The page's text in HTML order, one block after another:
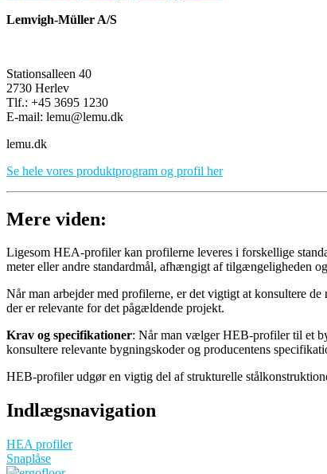
Lemvigh-Müller A/S
Stationsalleen 40
2730 Herlev
Tlf.: +45 3695 1230
E-mail: lemu@lemu.dk
lemu.dk
Se hele vores produktprogram og profil her
Mere viden:
Ligesom HEA-profiler kan profilerne leveres i forskellige
meter eller andre standardmål, afhængigt af tilgængeligheden
Når man arbejder med profilerne, er det vigtigt at konsultere
der er relevante for det pågældende projekt.
Krav og specifikationer: Når man vælger HEB-profiler til et
konsultere relevante bygningskoder og producentens
HEB-profiler udgør en vigtig del af strukturelle
Indlægsnavigation
HEA profiler
Snaplåse